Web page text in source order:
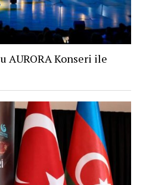
AURORA Konseri ile